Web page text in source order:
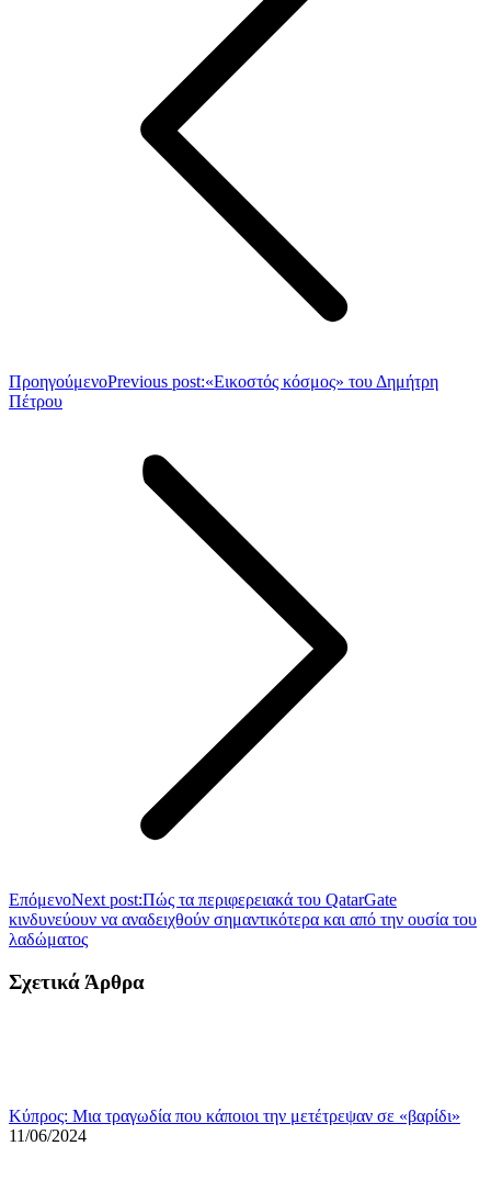
ΠροηγούμενοPrevious post:«Εικοστός κόσμος» του Δημήτρη
Πέτρου
ΕπόμενοNext post:Πώς τα περιφερειακά του QatarGate
κινδυνεύουν να αναδειχθούν σημαντικότερα και από την ουσία του
λαδώματος
Σχετικά Άρθρα
Κύπρος: Μια τραγωδία που κάποιοι την μετέτρεψαν σε «βαρίδι»
11/06/2024